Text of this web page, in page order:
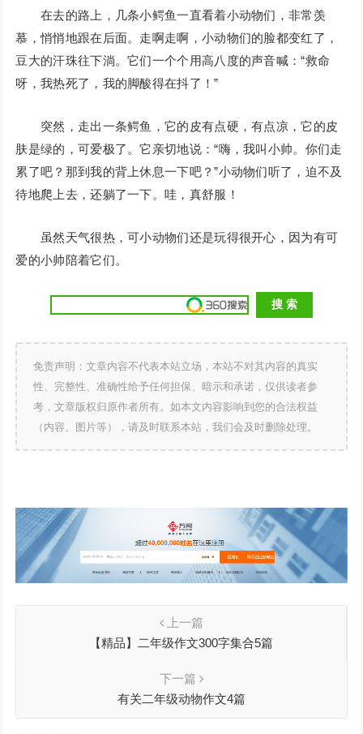
在去的路上，几条小鳄鱼一直看着小动物们，非常羡
慕，悄悄地跟在后面。走啊走啊，小动物们的脸都变红了，
豆大的汗珠往下淌。它们一个个用高八度的声音喊：“救命
呀，我热死了，我的脚酸得在抖了！”
突然，走出一条鳄鱼，它的皮有点硬，有点凉，它的皮
肤是绿的，可爱极了。它亲切地说：“嗨，我叫小帅。你们走
累了吧？那到我的背上休息一下吧？”小动物们听了，迫不及
待地爬上去，还躺了一下。哇，真舒服！
虽然天气很热，可小动物们还是玩得很开心，因为有可
爱的小帅陪着它们。
免责声明：文章内容不代表本站立场，本站不对其内容的真实
性、完整性、准确性给予任何担保、暗示和承诺，仅供读者参
考，文章版权归原作者所有。如本文内容影响到您的合法权益
（内容、图片等），请及时联系本站，我们会及时删除处理。
上一篇
【精品】二年级作文300字集合5篇
下一篇
有关二年级动物作文4篇